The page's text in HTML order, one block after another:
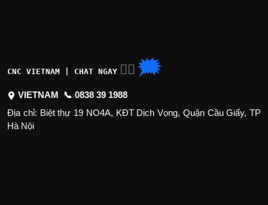
CNC VIETNAM | CHAT NGAY 👉🏽 🗯
VIETNAM 📞 0838 39 1988
Địa chỉ: Biệt thự 19 NO4A, KĐT Dịch Vọng, Quận Cầu Giấy, TP
Hà Nội